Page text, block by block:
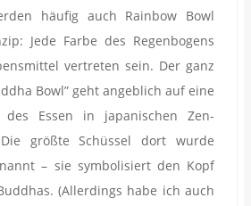
häufig auch Rainbow Bowl
Jede Farbe des Regenbogens
vertreten sein. Der ganz
Bowl” geht angeblich auf eine
des Essen in japanischen Zen-
größte Schüssel dort wurde
– sie symbolisiert den Kopf
(Allerdings habe ich auch